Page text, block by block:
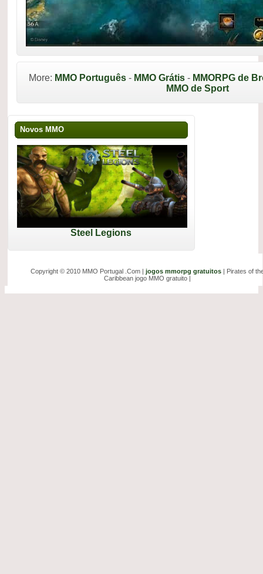
More: MMO Português- MMO Grátis- MMORPG de
MMO de Sport
Novos MMO
Steel Legions
Copyright © 2010 MMO Portugal .Com | jogos mmorpg gratuitos | Pirates of
Caribbean jogo MMO gratuito |